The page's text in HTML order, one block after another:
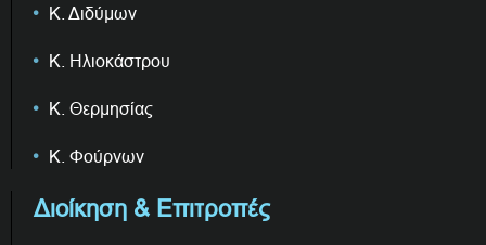
Κ. Διδύμων
Κ. Ηλιοκάστρου
Κ. Θερμησίας
Κ. Φούρνων
Διοίκηση & Επιτροπές